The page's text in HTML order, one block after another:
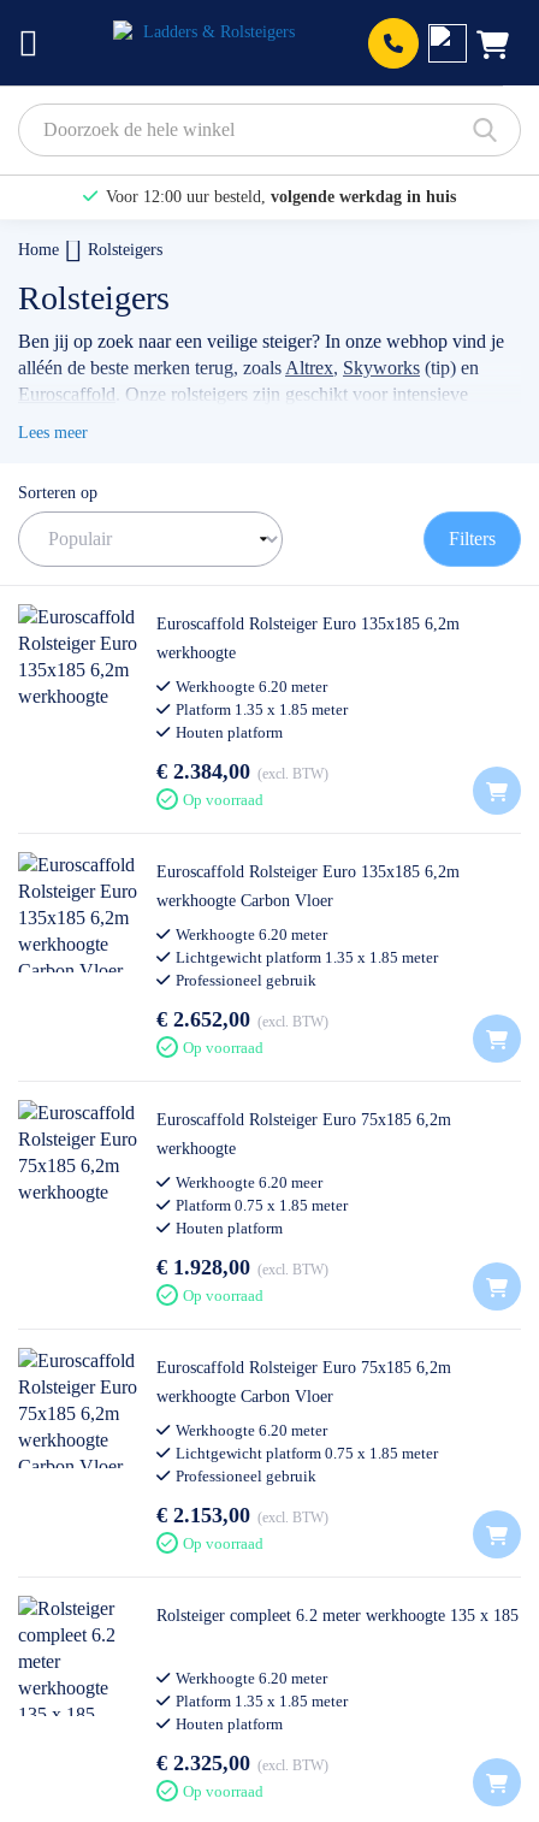
Voor 12:00 uur besteld, volgende werkdag in huis
Home Rolsteigers
Rolsteigers
Ben jij op zoek naar een veilige steiger? In onze webhop vind je
alléén de beste merken terug, zoals Altrex, Skyworks (tip) en
Euroscaffold . Onze rolsteigers zijn geschikt voor intensieve
volgens de actuele norm te werken met de
voorloopleuning
TIP: maak gebruik van onze filters om snel
de juiste rolsteiger te vinden!
✅Vrijblijvende offerteop maat
✅ Contact:0511- 40 25 64, of
Lees meer
Sorteren op
Filters
Euroscaffold Rolsteiger Euro 135x185 6,2m
werkhoogte
Werkhoogte 6.20 meter
Platform 1.35 x 1.85 meter
Houten platform
€ 2.384,00 excl. BTW
Op voorraad
Euroscaffold Rolsteiger Euro 135x185 6,2m
werkhoogte Carbon Vloer
Werkhoogte 6.20 meter
Lichtgewicht platform 1.35 x 1.85 meter
Professioneel gebruik
€ 2.652,00 excl. BTW
Op voorraad
Euroscaffold Rolsteiger Euro 75x185 6,2m
werkhoogte
Werkhoogte 6.20 meer
Platform 0.75 x 1.85 meter
Houten platform
€ 1.928,00 excl. BTW
Op voorraad
Euroscaffold Rolsteiger Euro 75x185 6,2m
werkhoogte Carbon Vloer
Werkhoogte 6.20 meter
Lichtgewicht platform 0.75 x 1.85 meter
Professioneel gebruik
€ 2.153,00 excl. BTW
Op voorraad
Rolsteiger compleet 6.2 meter werkhoogte 135 x 185
Werkhoogte 6.20 meter
Platform 1.35 x 1.85 meter
Houten platform
€ 2.325,00 excl. BTW
Op voorraad